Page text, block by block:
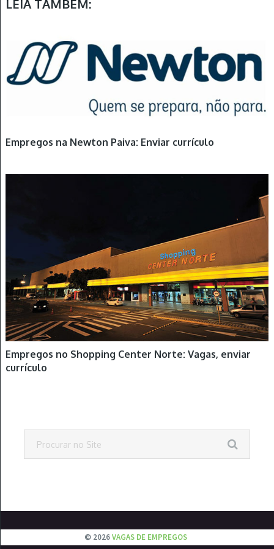
LEIA TAMBÉM:
Empregos na Newton Paiva: Enviar currículo
Empregos no Shopping Center Norte: Vagas, enviar
currículo
© 2026VAGAS DE EMPREGOS